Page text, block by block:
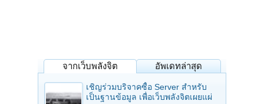
จากเว็บพลังจิต อัพเดทล่าสุด
เชิญร่วมบริจาคซื้อ Server สำหรับ
เป็นฐานข้อมูล เพื่อเว็บพลังจิตเผยแผ่